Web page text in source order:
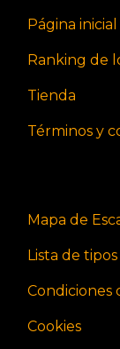
Página inicial
Ranking de
Tienda
Términos y
Mapa de
Lista de
Condiciones
Cookies